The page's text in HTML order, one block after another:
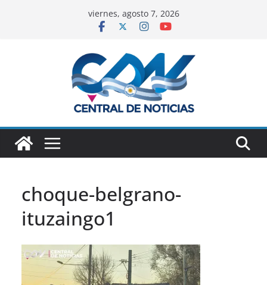
viernes, agosto 7, 2026
choque-belgrano-
ituzaingo1